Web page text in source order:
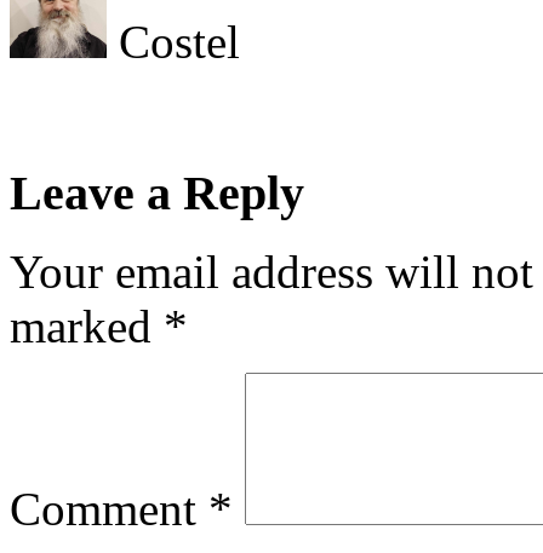
Costel
Leave a Reply
Your email address will
marked *
Comment *